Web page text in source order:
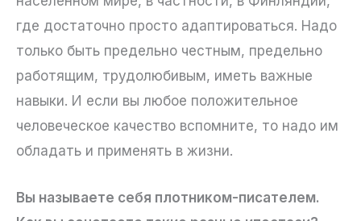
где достаточно просто адаптироваться. Надо
только быть предельно честным, предельно
работящим, трудолюбивым, иметь важные
навыки. И если вы любое положительное
человеческое качество вспомните, то надо им
обладать и применять в жизни.
Вы называете себя плотником-писателем.